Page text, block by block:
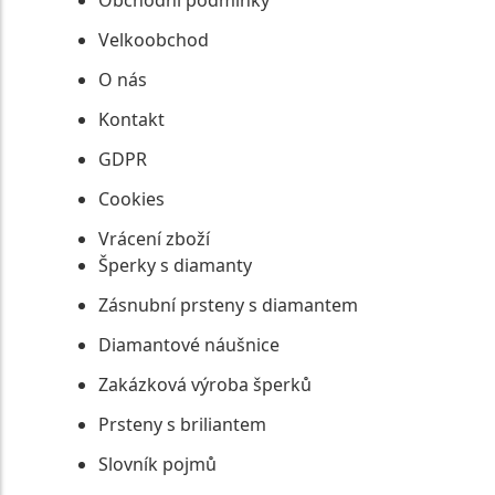
Velkoobchod
O nás
Kontakt
GDPR
Cookies
Vrácení zboží
Šperky s diamanty
Zásnubní prsteny s diamantem
Diamantové náušnice
Zakázková výroba šperků
Prsteny s briliantem
Slovník pojmů